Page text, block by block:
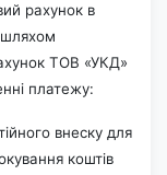
рахунок в
шляхом
ТОВ «УКД»
платежу:
внеску для
коштів